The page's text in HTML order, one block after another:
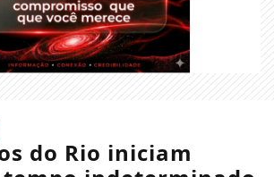
do Rio iniciam